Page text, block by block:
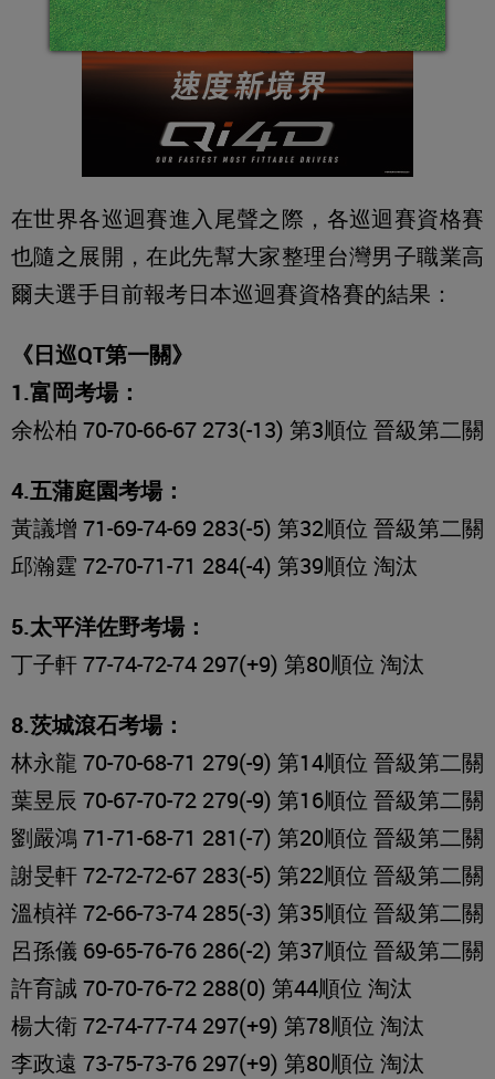
在世界各巡迴賽進入尾聲之際，各巡迴賽資格賽
也隨之展開，在此先幫大家整理台灣男子職業高
爾夫選手目前報考日本巡迴賽資格賽的結果：
《日巡QT第一關》
1.富岡考場：
余松柏 70-70-66-67 273(-13) 第3順位 晉級第二關
4.五蒲庭園考場：
黃議增 71-69-74-69 283(-5) 第32順位 晉級第二關
邱瀚霆 72-70-71-71 284(-4) 第39順位 淘汰
5.太平洋佐野考場：
丁子軒 77-74-72-74 297(+9) 第80順位 淘汰
8.茨城滾石考場：
林永龍 70-70-68-71 279(-9) 第14順位 晉級第二關
葉昱辰 70-67-70-72 279(-9) 第16順位 晉級第二關
劉嚴鴻 71-71-68-71 281(-7) 第20順位 晉級第二關
謝旻軒 72-72-72-67 283(-5) 第22順位 晉級第二關
溫楨祥 72-66-73-74 285(-3) 第35順位 晉級第二關
呂孫儀 69-65-76-76 286(-2) 第37順位 晉級第二關
許育誠 70-70-76-72 288(0) 第44順位 淘汰
楊大衛 72-74-77-74 297(+9) 第78順位 淘汰
李政遠 73-75-73-76 297(+9) 第80順位 淘汰